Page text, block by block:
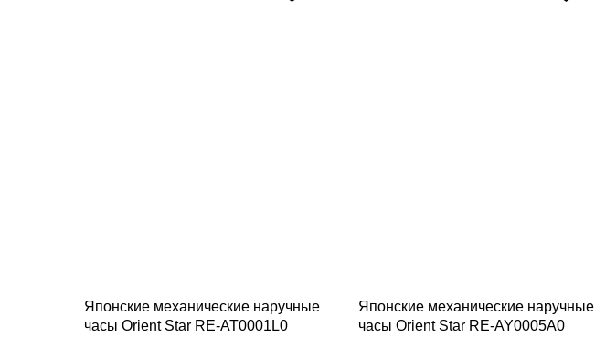
Японские механические наручные
часы Orient Star RE-AT0001L0
Японские механические наручные
часы Orient Star RE-AY0005A0